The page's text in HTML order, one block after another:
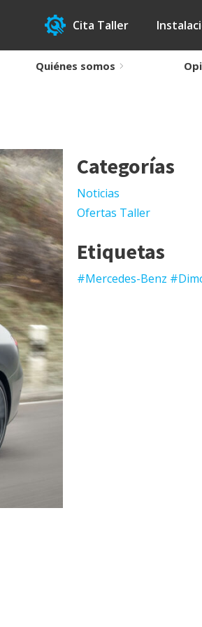
Cita Taller
Quiénes somos
Categorías
Noticias
Ofertas Taller
Etiquetas
#Mercedes-Benz